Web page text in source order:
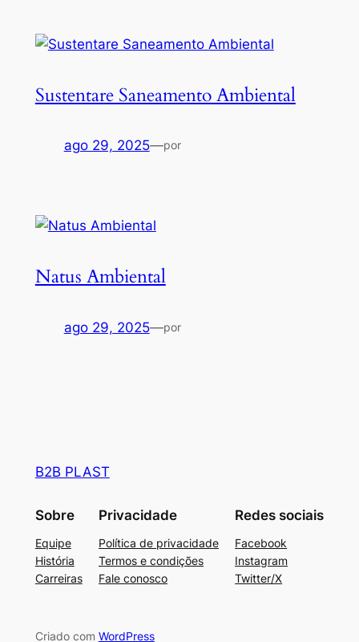
Sustentare Saneamento Ambiental
ago 29, 2025—por
Natus Ambiental
ago 29, 2025—por
B2B PLAST
Sobre
Equipe
História
Carreiras
Privacidade
Política de privacidade
Termos e condições
Fale conosco
Redes sociais
Facebook
Instagram
Twitter/X
Criado com WordPress